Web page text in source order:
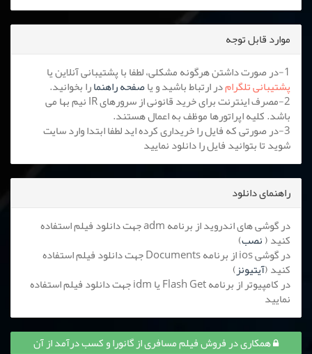
موارد قابل توجه
1-در صورت داشتن هرگونه مشکلی، لطفا با پشتیبانی آنلاین یا
پشتیبانی تلگرامدر ارتباط باشید و یاصفحه راهنمارا بخوانید.
2-مصرف اینترنت برای خرید قانونی از سرورهای IR نیم بها می
باشد. کلیه اپراتورها موظف به اعمال هستند.
3-در صورتی که فایل را خریداری کرده اید لطفا ابتدا وارد سایت
شوید تا بتوانید فایل را دانلود نمایید
راهنمای دانلود
در گوشی های اندروید از برنامه adm جهت دانلود فیلم استفاده
کنید (نصب)
در گوشی ios از برنامه Documents جهت دانلود فیلم استفاده
کنید (آیتیونز)
در کامپیوتر از برنامه Flash Get یا idm جهت دانلود فیلم استفاده
نمایید
همکاری در فروش فیلم مسافری از گانورا و کسب درآمد از آن